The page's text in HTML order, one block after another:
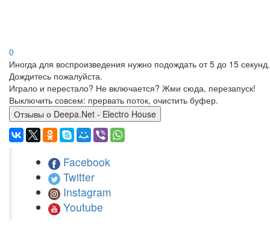
0
Иногда для воспроизведения нужно подождать от 5 до 15 секунд.
Дождитесь пожалуйста.
Играло и перестало? Не включается? Жми сюда, перезапуск!
Выключить совсем: прервать поток, очистить буфер.
Отзывы о Deepa.Net - Electro House
Facebook
Twitter
Instagram
Youtube